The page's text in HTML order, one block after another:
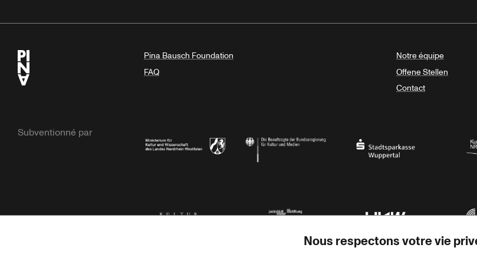
Pina Bausch Foundation
FAQ
Notre équipe
Offene Stellen
Contact
Subventionné par
Haus der Kulturen der Welt Goethe-
Nous respectons votre vie